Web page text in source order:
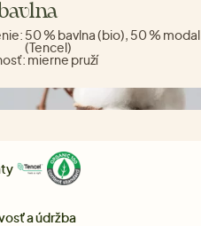
50 % bavlna (bio), 50 % modal
(Tencel)
mierne pruží
a údržba